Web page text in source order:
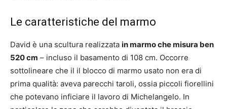
Le caratteristiche del marmo
David è una scultura realizzata in marmo che misura ben
520 cm – incluso il basamento di 108 cm. Occorre
sottolineare che il il blocco di marmo usato non era di
prima qualità: aveva parecchi taroli, ossia piccoli fiorellini
che potevano inficiare il lavoro di Michelangelo. In